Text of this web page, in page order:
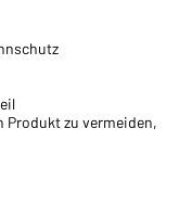
Produkt zu vermeiden,